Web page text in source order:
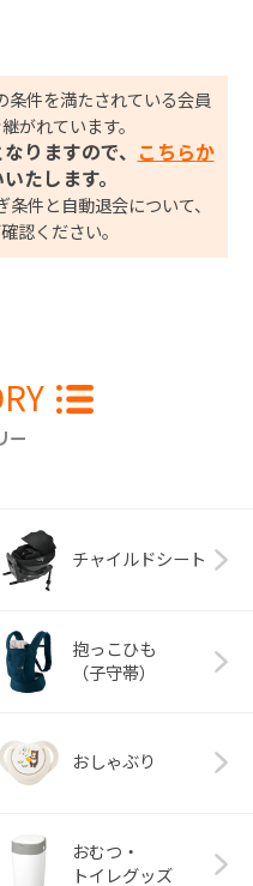
条件を満たされている会員
がれています。
りますので、
こちらか
たします。
件と自動退会について、
認ください。
ー
チャイルドシート
抱っこひも
（子守帯）
おしゃぶり
おむつ・
トイレグッズ